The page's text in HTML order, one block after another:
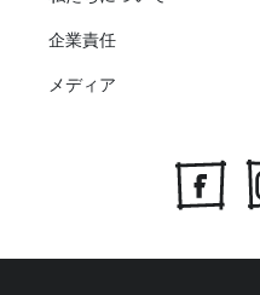
企業責任
メディア